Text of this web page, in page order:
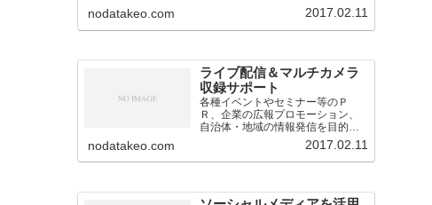
するセミナー・講演・研修・講習
nodatakeo.com 2017.02.11
ライブ配信＆マルチカメラ
収録サポート
各種イベントやセミナー等のＰ
Ｒ、企業の広報プロモーション、
自治体・地域の情報発信を目的と
したライブ配信・中継の業務を担
当。映像音声の技術的なサポート
のほか、構成企画も対応。
nodatakeo.com 2017.02.11